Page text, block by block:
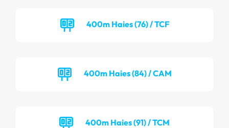
400m Haies (76) / TCF
400m Haies (84) / CAM
400m Haies (91) / TCM